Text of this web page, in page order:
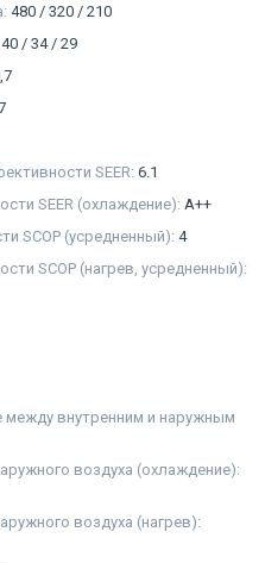
480 / 320 / 210
40 / 34 / 29
SEER: 6.1
SEER (охлаждение): A++
SCOP (усредненный): 4
SCOP (нагрев, усредненный):
внутренним и наружным
воздуха (охлаждение):
воздуха (нагрев):